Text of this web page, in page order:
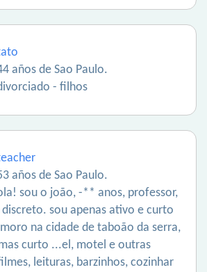
años de Sao Paulo.
- filhos
años de Sao Paulo.
sou o joão, -** anos, professor,
sou apenas ativo e curto
na cidade de taboão da serra,
curto ...el, motel e outras
leituras, barzinhos, cozinhar